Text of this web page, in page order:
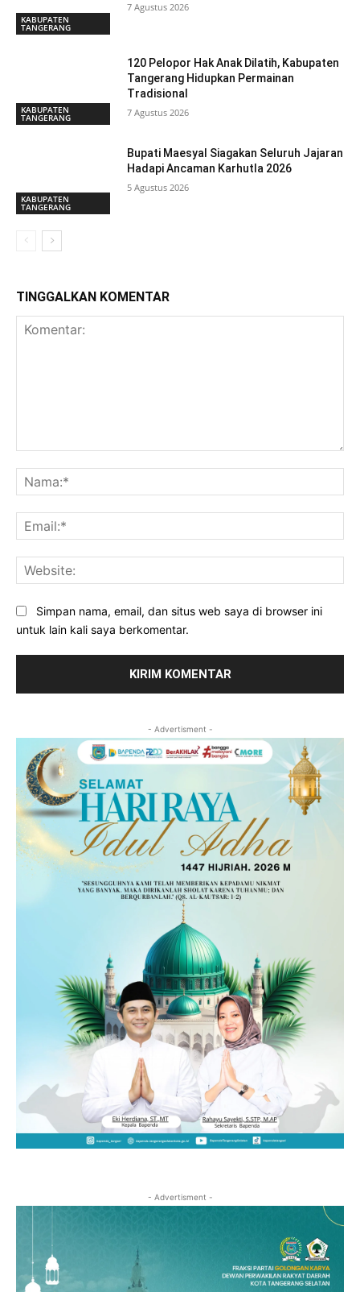
KABUPATEN
TANGERANG
7 Agustus 2026
KABUPATEN
TANGERANG
120 Pelopor Hak Anak Dilatih, Kabupaten
Tangerang Hidupkan Permainan
Tradisional
7 Agustus 2026
KABUPATEN
TANGERANG
Bupati Maesyal Siagakan Seluruh Jajaran
Hadapi Ancaman Karhutla 2026
5 Agustus 2026
TINGGALKAN KOMENTAR
Simpan nama, email, dan situs web saya di browser ini
untuk lain kali saya berkomentar.
- Advertisment -
- Advertisment -